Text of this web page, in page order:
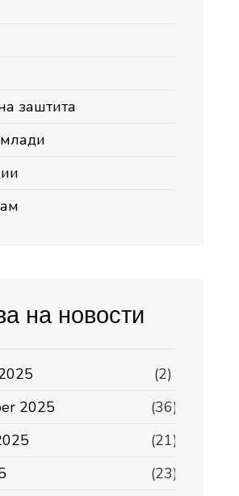
заштита
на новости
(2)
2025
(36)
(21)
(23)